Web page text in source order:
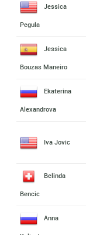
Jessica
Pegula
Jessica
Bouzas Maneiro
Ekaterina
Alexandrova
Iva Jovic
Belinda
Bencic
Anna